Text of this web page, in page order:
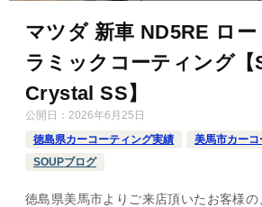
マツダ 新車 ND5RE ロ
ラミックコーティング
Crystal SS】
公開日： 2026年6月25日
徳島県カーコーティング実績
美馬市カー
SOUPブログ
徳島県美馬市よりご来店頂いたお客様